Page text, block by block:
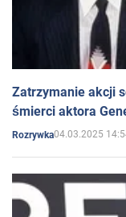
Zatrzymanie akcji
śmierci aktora
Rozrywka04.03.2025